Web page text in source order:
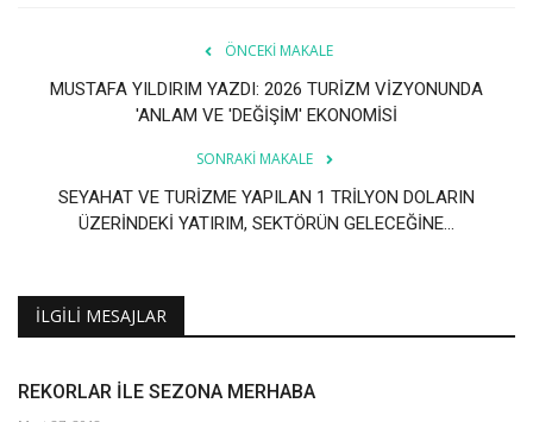
ÖNCEKI MAKALE
MUSTAFA YILDIRIM YAZDI: 2026 TURİZM VİZYONUNDA
'ANLAM VE 'DEĞİŞİM' EKONOMİSİ
SONRAKI MAKALE
SEYAHAT VE TURİZME YAPILAN 1 TRİLYON DOLARIN
ÜZERİNDEKİ YATIRIM, SEKTÖRÜN GELECEĞİNE...
İLGILI MESAJLAR
REKORLAR İLE SEZONA MERHABA